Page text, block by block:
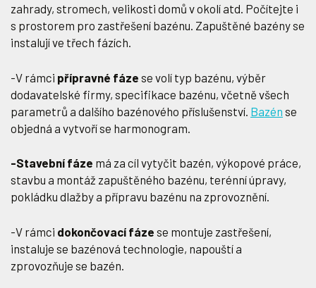
zahrady, stromech, velikosti domů v okolí atd. Počítejte i
s prostorem pro zastřešení bazénu. Zapuštěné bazény se
instalují ve třech fázích.
-V rámci přípravné fáze se volí typ bazénu, výběr
dodavatelské firmy, specifikace bazénu, včetně všech
parametrů a dalšího bazénového příslušenství. Bazén se
objedná a vytvoří se harmonogram.
-Stavební fáze má za cíl vytyčit bazén, výkopové práce,
stavbu a montáž zapuštěného bazénu, terénní úpravy,
pokládku dlažby a přípravu bazénu na zprovoznění.
-V rámci dokončovací fáze se montuje zastřešení,
instaluje se bazénová technologie, napouští a
zprovozňuje se bazén.